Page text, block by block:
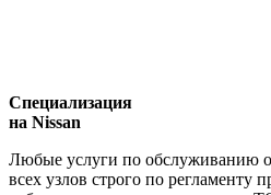
Специализация
на Nissan
Любые услуги по обслуживанию
всех узлов строго по регламенту